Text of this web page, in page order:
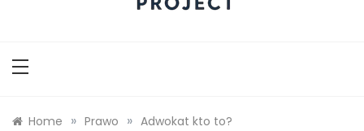
Home » Prawo » Adwokat kto to?